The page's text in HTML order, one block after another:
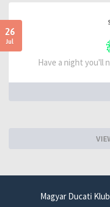
26
Jul
Have a night
Magyar Ducati Klub